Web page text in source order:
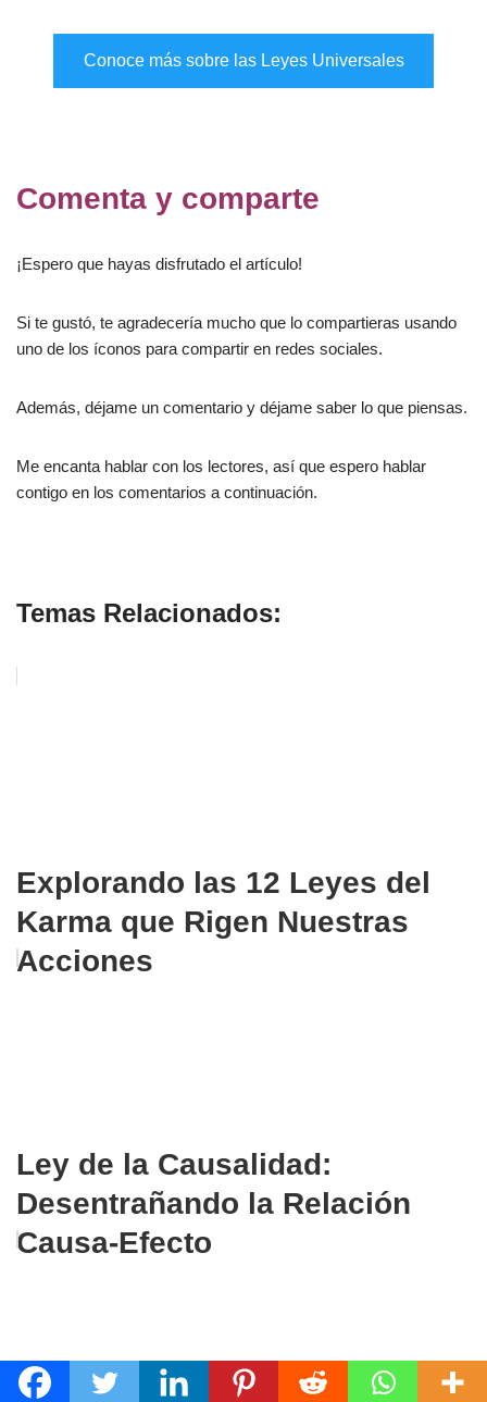
Conoce más sobre las Leyes Universales
Comenta y comparte
¡Espero que hayas disfrutado el artículo!
Si te gustó, te agradecería mucho que lo compartieras usando
uno de los íconos para compartir en redes sociales.
Además, déjame un comentario y déjame saber lo que piensas.
Me encanta hablar con los lectores, así que espero hablar
contigo en los comentarios a continuación.
Temas Relacionados:
Explorando las 12 Leyes del
Karma que Rigen Nuestras
Acciones
Ley de la Causalidad:
Desentrañando la Relación
Causa-Efecto